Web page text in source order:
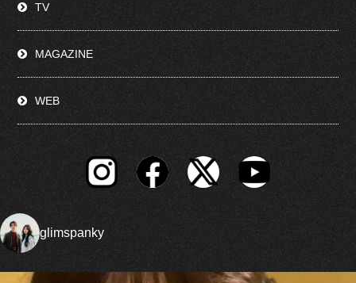
TV
MAGAZINE
WEB
glimspanky